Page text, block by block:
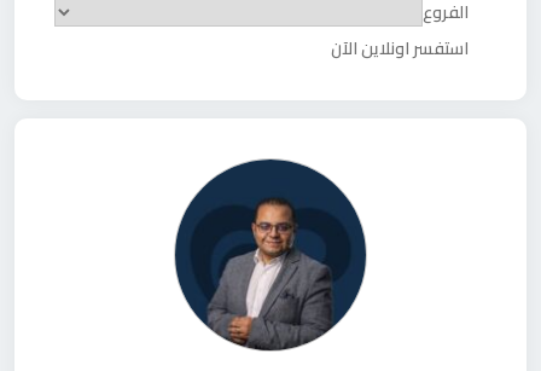
الفروع
استفسر اونلاين الآن